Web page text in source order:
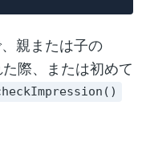
親または子の
際、または初めて